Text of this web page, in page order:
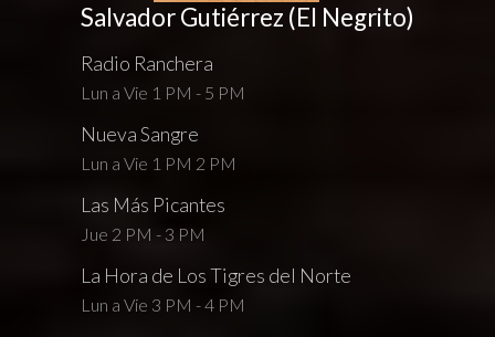
Salvador Gutiérrez (El Negrito)
Radio Ranchera
Lun a Vie 1 PM - 5 PM
Nueva Sangre
Lun a Vie 1 PM 2 PM
Las Más Picantes
Jue 2 PM - 3 PM
La Hora de Los Tigres del Norte
Lun a Vie 3 PM - 4 PM